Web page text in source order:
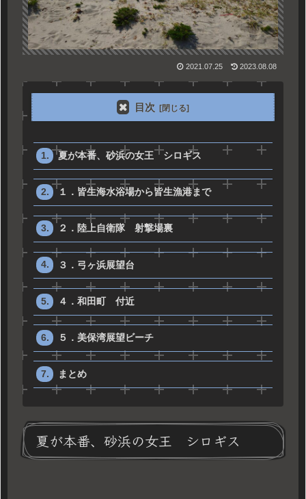
2021.07.25 2023.08.08
目次
夏が本番、砂浜の女王 シロギス
１．皆生海水浴場から皆生漁港まで
２．陸上自衛隊 射撃場裏
３．弓ヶ浜展望台
４．和田町 付近
５．美保湾展望ビーチ
まとめ
夏が本番、砂浜の女王 シロギス